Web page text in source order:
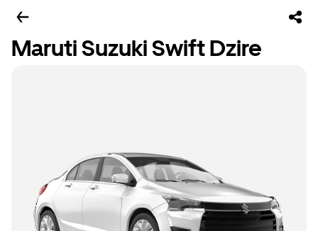
Maruti Suzuki Swift Dzire